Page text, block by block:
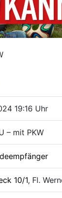
19:16 Uhr
– mit PKW
10/1, Fl.